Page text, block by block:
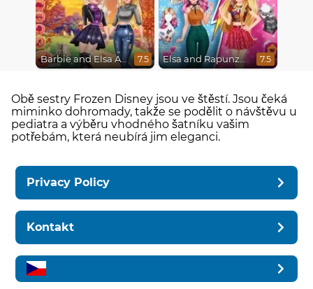
Barbie and Elsa Autumn Patterns 7.5 Elsa and Rapunzel Princess Rivalry 7.5
Obě sestry Frozen Disney jsou ve štěstí. Jsou čeká
miminko dohromady, takže se podělit o návštěvu u
pediatra a výběru vhodného šatníku vašim
potřebám, která neubírá jim eleganci.
Privacy Policy
Kontakt